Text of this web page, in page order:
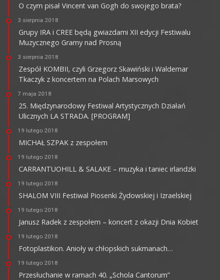
O czym pisał Vincent van Gogh do swojego brata?
3 sierpnia 2018
Grupy IRA i CREE będą gwiazdami XII edycji Festiwalu
Muzycznego Gramy nad Prosną
3 sierpnia 2018
Zespół KOMBII, czyli Grzegorz Skawiński i Waldemar
Tkaczyk z koncertem na Polach Marsowych
7 maja 2018
25. Międzynarodowy Festiwal Artystycznych Działań
Ulicznych LA STRADA. [PROGRAM]
19 lutego 2018
MICHAŁ SZPAK z zespołem
19 lutego 2018
CARRANTUOHILL & SALAKE – muzyka i taniec irlandzki
19 lutego 2018
SHALOM VIII Festiwal Piosenki Żydowskiej i Izraelskiej
19 lutego 2018
Janusz Radek z zespołem – koncert z okazji Dnia Kobiet
19 lutego 2018
Fotoplastikon. Anioły w chłopskich sukmanach…
19 lutego 2018
Przesłuchanie w ramach 40. „Schola Cantorum”